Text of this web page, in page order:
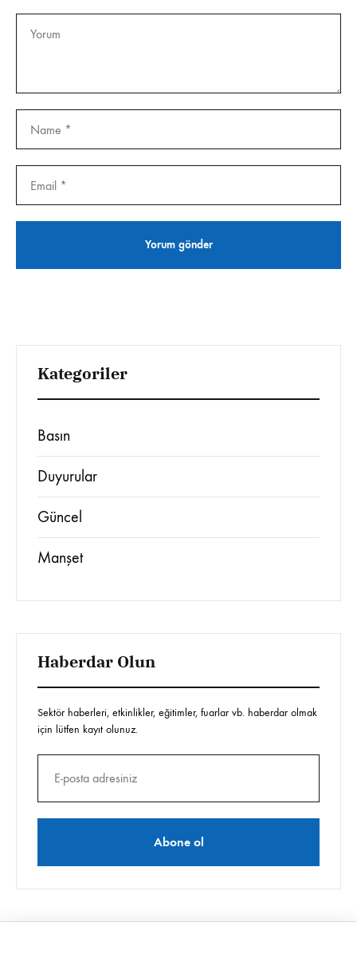
Kategoriler
Basın
Duyurular
Güncel
Manşet
Haberdar Olun
Sektör haberleri, etkinlikler, eğitimler, fuarlar vb. haberdar olmak
için lütfen kayıt olunuz.